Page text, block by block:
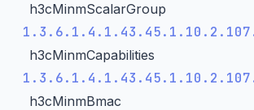
h3cMinmScalarGroup
h3cMinmCapabilities
h3cMinmBmac